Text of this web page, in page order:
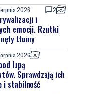
2026 2
i
emocji. Rzutki
tłumy
2026
lupą
Sprawdzają ich
i stabilność